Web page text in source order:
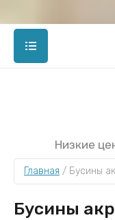
Низкие
Главная / Бусины
Бусины